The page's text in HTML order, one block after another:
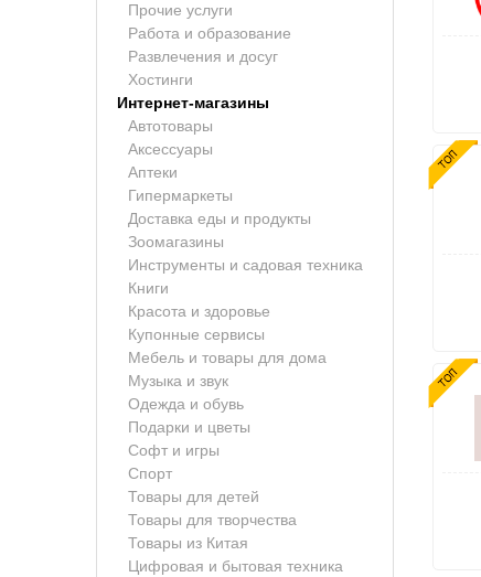
Прочие услуги
Работа и образование
Развлечения и досуг
Хостинги
Интернет-магазины
Автотовары
Аксессуары
Аптеки
Гипермаркеты
Доставка еды и продукты
Зоомагазины
Инструменты и садовая техника
Книги
Красота и здоровье
Купонные сервисы
Мебель и товары для дома
Музыка и звук
Одежда и обувь
Подарки и цветы
Софт и игры
Спорт
Товары для детей
Товары для творчества
Товары из Китая
Цифровая и бытовая техника